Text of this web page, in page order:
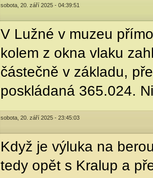
sobota, 20. září 2025 - 04:39:51
V Lužné v muzeu
kolem z okna vlaku
částečně v základu,
poskládaná 365.024.
sobota, 20. září 2025 - 23:45:03
Když je výluka na
tedy opět s Kralup a